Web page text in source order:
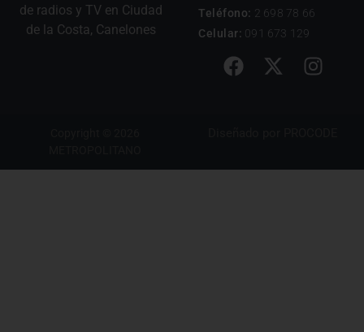
de radios y TV en Ciudad
de la Costa, Canelones
Teléfono: 2 698 78 66
Celular: 091 673 129